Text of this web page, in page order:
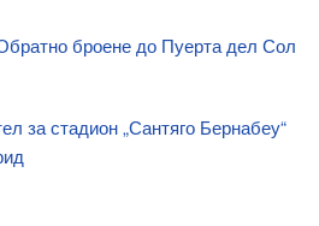
броене до Пуерта дел Сол
за стадион „Сантяго Бернабеу“